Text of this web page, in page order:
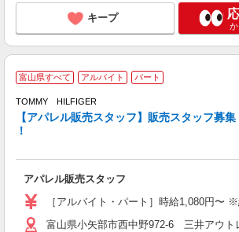
キープ
富山県すべて アルバイト パート
TOMMY HILFIGER
【アパレル販売スタッフ】販売スタッフ募集
！
アパレル販売スタッフ
［アルバイト・パート］時給1,080円〜
富山県小矢部市西中野972-6 三井アウト